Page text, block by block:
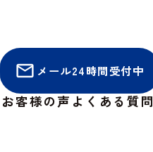
メール24時間受付中
お客様の声 よくある質問